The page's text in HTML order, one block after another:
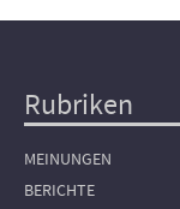
Hauptnavigation
Rubriken
MEINUNGEN
BERICHTE